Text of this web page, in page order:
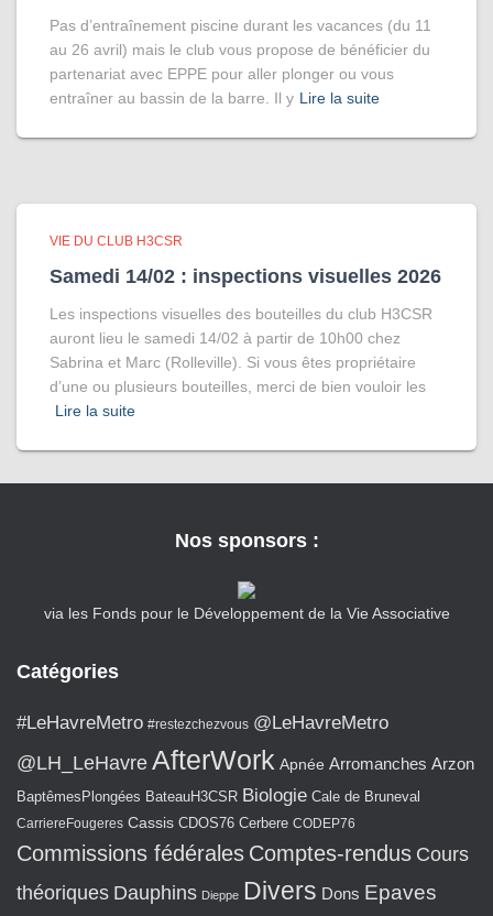
Pas d’entraînement piscine durant les vacances (du 11
au 26 avril) mais le club vous propose de bénéficier du
partenariat avec EPPE pour aller plonger ou vous
entraîner au bassin de la barre. Il y Lire la suite
VIE DU CLUB H3CSR
Samedi 14/02 : inspections visuelles 2026
Les inspections visuelles des bouteilles du club H3CSR
auront lieu le samedi 14/02 à partir de 10h00 chez
Sabrina et Marc (Rolleville). Si vous êtes propriétaire
d’une ou plusieurs bouteilles, merci de bien vouloir les
Lire la suite
Nos sponsors :
via les Fonds pour le Développement de la Vie Associative
Catégories
#LeHavreMetro #restezchezvous @LeHavreMetro
@LH_LeHavre AfterWork Apnée Arromanches Arzon
BaptêmesPlongées BateauH3CSR Biologie Cale de Bruneval
CarriereFougeres Cassis CDOS76 Cerbere CODEP76
Commissions fédérales Comptes-rendus Cours
théoriques Dauphins Dieppe Divers Dons Epaves